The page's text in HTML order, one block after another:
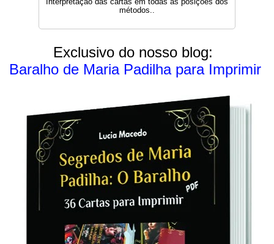
Interpretação das cartas em todas as posições dos
métodos..
Exclusivo do nosso blog:
Baralho de Maria Padilha para Imprimir